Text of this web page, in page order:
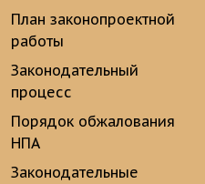
План законопроектной
работы
Законодательный
процесс
Порядок обжалования
НПА
Законодательные